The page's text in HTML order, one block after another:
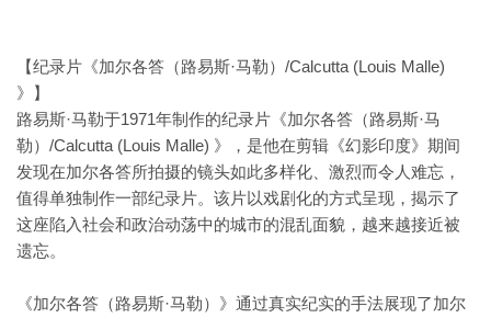
【纪录片《加尔各答（路易斯·马勒）/Calcutta (Louis Malle)
》】
路易斯·马勒于1971年制作的纪录片《加尔各答（路易斯·马
勒）/Calcutta (Louis Malle) 》，是他在剪辑《幻影印度》期间
发现在加尔各答所拍摄的镜头如此多样化、激烈而令人难忘，
值得单独制作一部纪录片。该片以戏剧化的方式呈现，揭示了
这座陷入社会和政治动荡中的城市的混乱面貌，越来越接近被
遗忘。
《加尔各答（路易斯·马勒）》通过真实纪实的手法展现了加尔